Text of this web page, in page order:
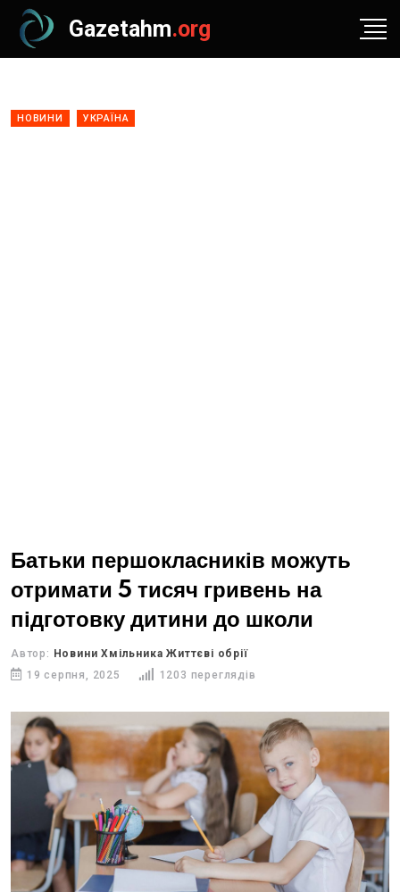
Gazetahm.org
НОВИНИ УКРАЇНА
Батьки першокласників можуть
отримати 5 тисяч гривень на
підготовку дитини до школи
Автор: Новини Хмільника Життєві обрії
19 серпня, 2025
1203 переглядів